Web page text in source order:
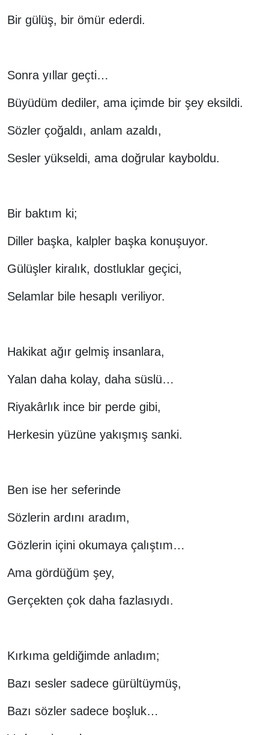
Bir gülüş, bir ömür ederdi.
Sonra yıllar geçti…
Büyüdüm dediler, ama içimde bir şey eksildi.
Sözler çoğaldı, anlam azaldı,
Sesler yükseldi, ama doğrular kayboldu.
Bir baktım ki;
Diller başka, kalpler başka konuşuyor.
Gülüşler kiralık, dostluklar geçici,
Selamlar bile hesaplı veriliyor.
Hakikat ağır gelmiş insanlara,
Yalan daha kolay, daha süslü…
Riyakârlık ince bir perde gibi,
Herkesin yüzüne yakışmış sanki.
Ben ise her seferinde
Sözlerin ardını aradım,
Gözlerin içini okumaya çalıştım…
Ama gördüğüm şey,
Gerçekten çok daha fazlasıydı.
Kırkıma geldiğimde anladım;
Bazı sesler sadece gürültüymüş,
Bazı sözler sadece boşluk…